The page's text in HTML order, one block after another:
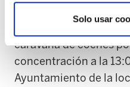
Solo usar
caravana de coches
concentración a la
Ayuntamiento de la